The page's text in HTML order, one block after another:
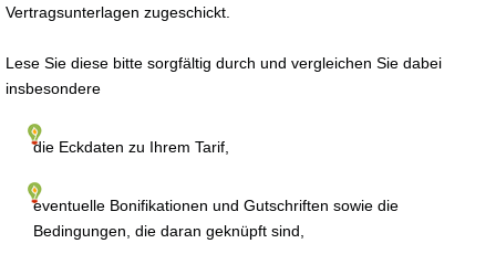
Vertragsunterlagen zugeschickt.
Lese Sie diese bitte sorgfältig durch und vergleichen Sie dabei
insbesondere
die Eckdaten zu Ihrem Tarif,
eventuelle Bonifikationen und Gutschriften sowie die
Bedingungen, die daran geknüpft sind,